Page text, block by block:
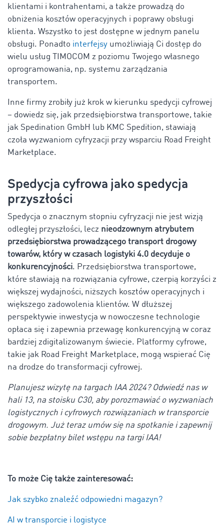
klientami i kontrahentami, a także prowadzą do
obniżenia kosztów operacyjnych i poprawy obsługi
klienta. Wszystko to jest dostępne w jednym panelu
obsługi. Ponadto interfejsy umożliwiają Ci dostęp do
wielu usług TIMOCOM z poziomu Twojego własnego
oprogramowania, np. systemu zarządzania
transportem.
Inne firmy zrobiły już krok w kierunku spedycji cyfrowej
– dowiedz się, jak przedsiębiorstwa transportowe, takie
jak Spedination GmbH lub KMC Spedition, stawiają
czoła wyzwaniom cyfryzacji przy wsparciu Road Freight
Marketplace.
Spedycja cyfrowa jako spedycja
przyszłości
Spedycja o znacznym stopniu cyfryzacji nie jest wizją
odległej przyszłości, lecz nieodzownym atrybutem
przedsiębiorstwa prowadzącego transport drogowy
towarów, który w czasach logistyki 4.0 decyduje o
konkurencyjności. Przedsiębiorstwa transportowe,
które stawiają na rozwiązania cyfrowe, czerpią korzyści z
większej wydajności, niższych kosztów operacyjnych i
większego zadowolenia klientów. W dłuższej
perspektywie inwestycja w nowoczesne technologie
opłaca się i zapewnia przewagę konkurencyjną w coraz
bardziej zdigitalizowanym świecie. Platformy cyfrowe,
takie jak Road Freight Marketplace, mogą wspierać Cię
na drodze do transformacji cyfrowej.
Planujesz wizytę na targach IAA 2024? Odwiedź nas w
hali 13, na stoisku C30, aby porozmawiać o wyzwaniach
logistycznych i cyfrowych rozwiązaniach w transporcie
drogowym. Już teraz umów się na spotkanie i zapewnij
sobie bezpłatny bilet wstępu na targi IAA!
To może Cię także zainteresować:
Jak szybko znaleźć odpowiedni magazyn?
AI w transporcie i logistyce